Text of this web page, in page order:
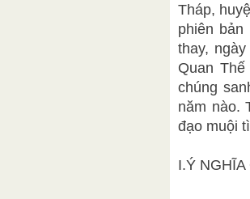
Tháp,
phiên bản
thay,
Quan
chúng
năm nào.
đạo muội
I.Ý